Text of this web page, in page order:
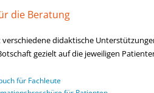
die Beratung
verschiedene didaktische
gezielt auf die jeweiligen
für Fachleute